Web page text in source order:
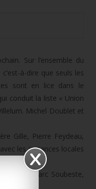
Sur l’ensemble du
à-dire que seuls les
sont en lice dans le
conduit la liste « Union
Michel Doublet et
Gille, Pierre Feydeau,
les instances locales
Jean-Marc Soubeste,